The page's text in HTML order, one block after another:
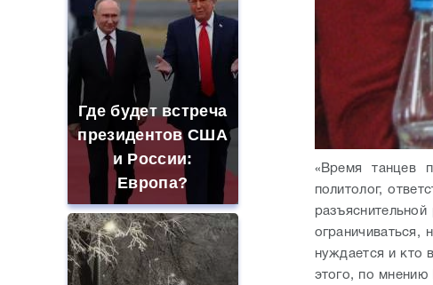
Где будет встреча
президентов США
и России:
Европа?
«Время танцев
политолог,
нуждается и кто
этого, по